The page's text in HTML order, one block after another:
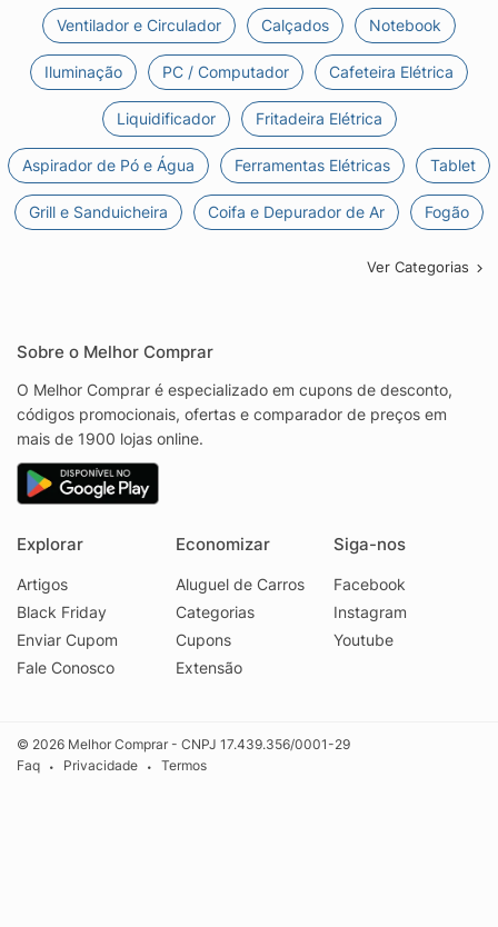
Ventilador e Circulador Calçados Notebook
Iluminação PC / Computador Cafeteira Elétrica
Liquidificador Fritadeira Elétrica
Aspirador de Pó e Água Ferramentas Elétricas Tablet
Grill e Sanduicheira Coifa e Depurador de Ar Fogão
Ver Categorias
Sobre o Melhor Comprar
O Melhor Comprar é especializado em cupons de desconto,
códigos promocionais, ofertas e comparador de preços em
mais de 1900 lojas online.
Explorar
Artigos
Black Friday
Enviar Cupom
Fale Conosco
Economizar
Aluguel de Carros
Categorias
Cupons
Extensão
Siga-nos
Facebook
Instagram
Youtube
© 2026 Melhor Comprar - CNPJ 17.439.356/0001-29
Faq
• Privacidade • Termos